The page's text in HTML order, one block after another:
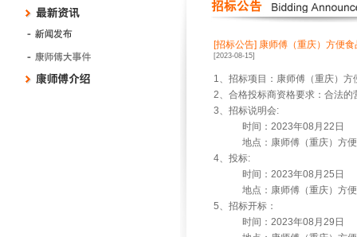
[招标公告] 康师傅（重庆）方便
[2023-08-15]
1、招标项目：康师傅（重庆）
2、合格投标商资格要求：合法
3、招标说明会:
时间：2023年08月22日
地点：康师傅（重庆）方便
4、投标:
时间：2023年08月25日
地点：康师傅（重庆）方便
5、招标开标：
时间：2023年08月29日